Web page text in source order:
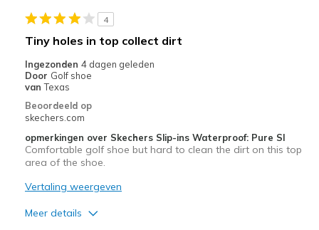
door
href="javascript:location.href=location.pathname;">hier</a>
de
page
met
de
migratiegeschiedenis
van
de
page_id
bezoeken.
4
Tiny holes in top collect dirt
Ingezonden 4 dagen geleden
Door Golf shoe
van Texas
Beoordeeld op
skechers.com
opmerkingen over Skechers Slip-ins Waterproof: Pure SI
Comfortable golf shoe but hard to clean the dirt on this top
area of the shoe.
Vertaling weergeven
Meer details